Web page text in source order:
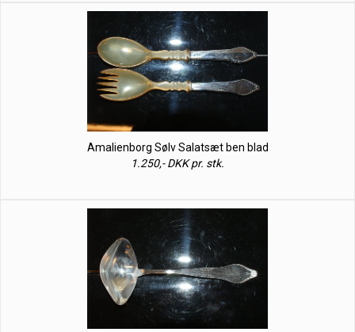
Amalienborg Sølv Salatsæt ben blad
1.250,- DKK pr. stk.